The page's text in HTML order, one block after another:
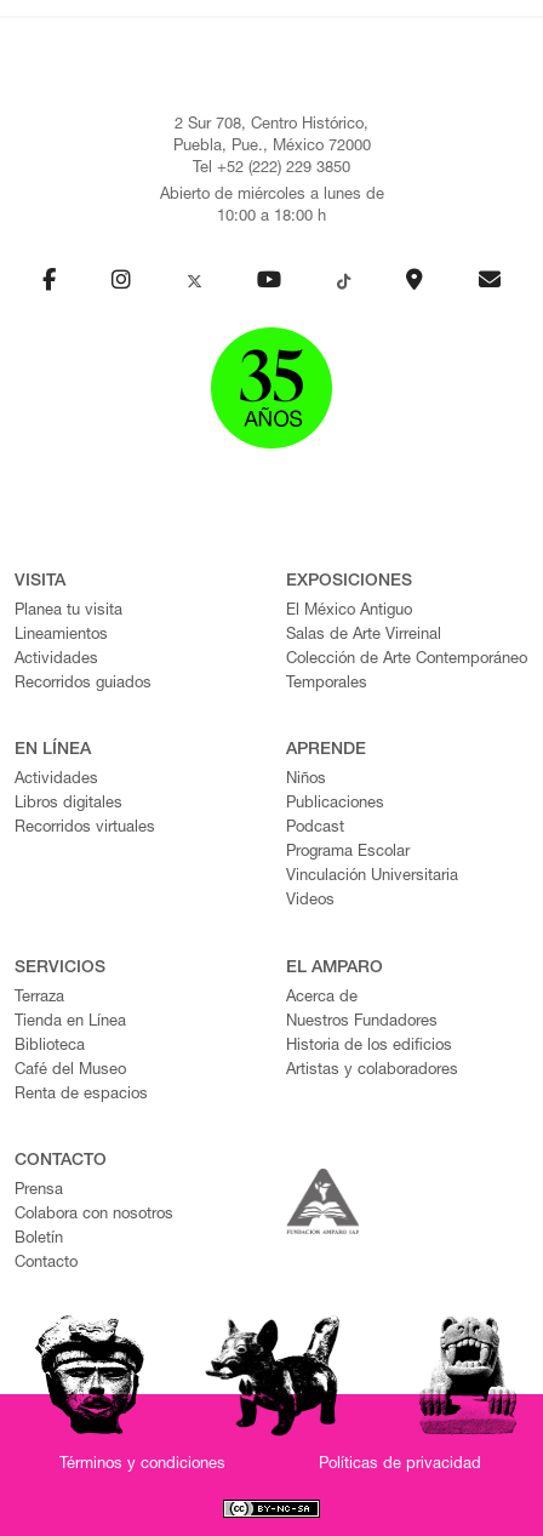
2 Sur 708, Centro Histórico,
Puebla, Pue., México 72000
Tel +52 (222) 229 3850
Abierto de miércoles a lunes de
10:00 a 18:00 h
VISITA
Planea tu visita
Lineamientos
Actividades
Recorridos guiados
EXPOSICIONES
El México Antiguo
Salas de Arte Virreinal
Colección de Arte Contemporáneo
Temporales
EN LÍNEA
Actividades
Libros digitales
Recorridos virtuales
APRENDE
Niños
Publicaciones
Podcast
Programa Escolar
Vinculación Universitaria
Videos
SERVICIOS
Terraza
Tienda en Línea
Biblioteca
Café del Museo
Renta de espacios
EL AMPARO
Acerca de
Nuestros Fundadores
Historia de los edificios
Artistas y colaboradores
CONTACTO
Prensa
Colabora con nosotros
Boletín
Contacto
Términos y condiciones Políticas de privacidad